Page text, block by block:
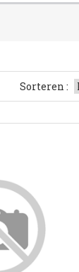
Sorteren :